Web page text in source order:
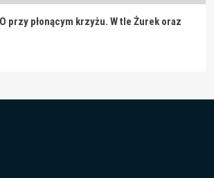
przy płonącym krzyżu. W tle Żurek oraz